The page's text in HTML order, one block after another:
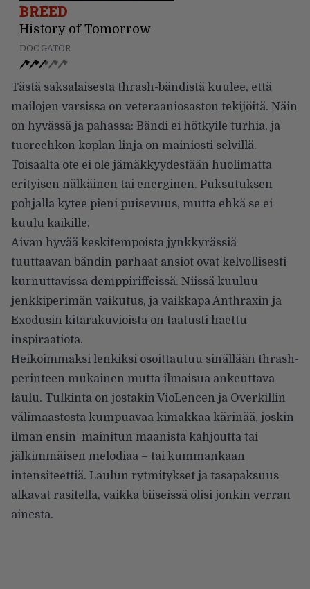
BREED
History of Tomorrow
DOC GATOR
Tästä saksalaisesta thrash-bändistä kuulee, että
mailojen varsissa on veteraaniosaston tekijöitä. Näin
on hyvässä ja pahassa: Bändi ei hötkyile turhia, ja
tuoreehkon koplan linja on mainiosti selvillä.
Toisaalta ote ei ole jämäkkyydestään huolimatta
erityisen nälkäinen tai energinen. Puksutuksen
pohjalla kytee pieni puisevuus, mutta ehkä se ei
kuulu kaikille.
Aivan hyvää keskitempoista jynkkyrässiä
tuuttaavan bändin parhaat ansiot ovat kelvollisesti
kurnuttavissa demppiriffeissä. Niissä kuuluu
jenkkiperimän vaikutus, ja vaikkapa Anthraxin ja
Exodusin kitarakuvioista on taatusti haettu
inspiraatiota.
Heikoimmaksi lenkiksi osoittautuu sinällään thrash-
perinteen mukainen mutta ilmaisua ankeuttava
laulu. Tulkinta on jostakin VioLencen ja Overkillin
välimaastosta kumpuavaa kimakkaa kärinää, joskin
ilman ensin mainitun maanista kahjoutta tai
jälkimmäisen melodiaa – tai kummankaan
intensiteettiä. Laulun rytmitykset ja tasapaksuus
alkavat rasitella, vaikka biiseissä olisi jonkin verran
ainesta.